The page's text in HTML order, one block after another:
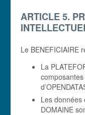
ARTICLE 5.
Le BENEFICIAIRE
La
Les données
DOMAINE